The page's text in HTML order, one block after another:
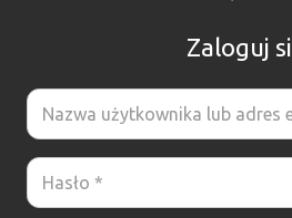
Zaloguj